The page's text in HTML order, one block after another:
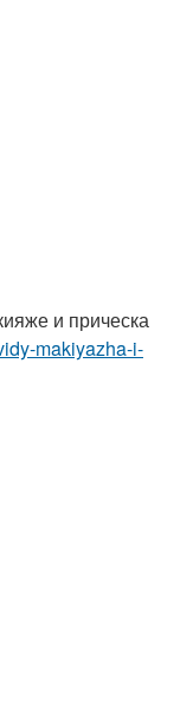
и прическа
makiyazha-i-